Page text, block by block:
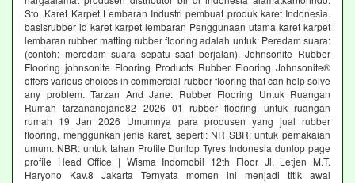
Sto. Karet Karpet Lembaran Industri pembuat produk karet Indonesia.
basisrubber id karet karpet lembaran Penggunaan utama karet karpet
lembaran rubber matting rubber flooring adalah untuk: Peredam suara:
(contoh: meredam suara sepatu saat berjalan). Johnsonite Rubber
Flooring johnsonite Flooring Products Rubber Flooring Johnsonite®
offers various choices in commercial rubber flooring that can help solve
any problem. Tarzan And Jane: Rubber Flooring Untuk Ruangan
Rumah tarzanandjane82 2026 01 rubber flooring untuk ruangan
rumah 19 Jan 2026 Umumnya para produsen yang jual rubber
flooring, menggunkan jenis karet, seperti: NR SBR: untuk pemakaian
umum. NBR: untuk tahan Profile Dunlop Tyres Indonesia dunlop page
profile Head Office | Wisma Indomobil 12th Floor Jl. Letjen M.T.
Haryono Kav.8 Jakarta Ternyata momen ini menjadi titik awal